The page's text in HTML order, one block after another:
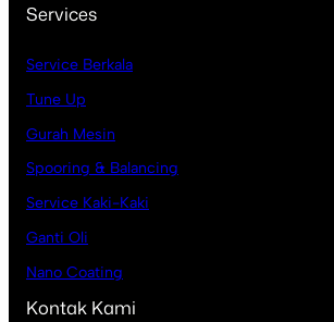
Services
Service Berkala
Tune Up
Gurah Mesin
Spooring & Balancing
Service Kaki-Kaki
Ganti Oli
Nano Coating
Kontak Kami